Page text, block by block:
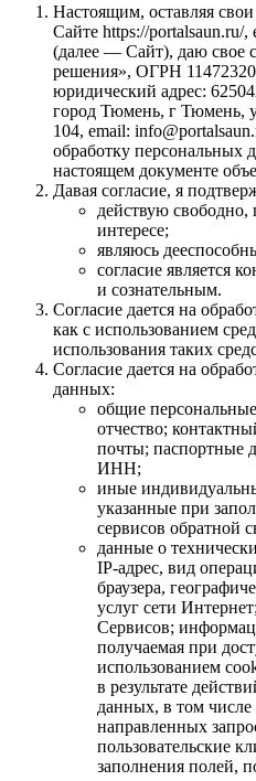
Настоящим, оставляя
Сайте https://portalsaun.ru/,
(далее — Сайт), даю свое
решения», ОГРН
юридический адрес:
город Тюмень, г Тюмень,
104, email:
обработку персональных
настоящем документе
Давая согласие, я
действую свободно,
интересе;
являюсь
согласие является
и сознательным.
Согласие дается на
как с использованием
использования таких
Согласие дается на
данных:
общие
отчество;
почты; паспортные
ИНН;
иные
указанные при
сервисов обратной
данные о
IP-адрес, вид
браузера,
услуг сети
Сервисов;
получаемая при
использованием
в результате
данных, в том
направленных
пользовательские
заполнения полей,